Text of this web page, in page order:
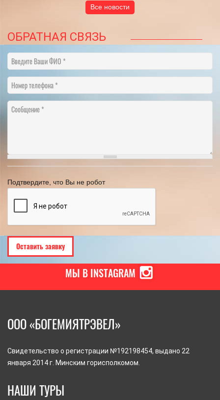
Все новости
ОБРАТНАЯ СВЯЗЬ
Введите Ваши ФИО
Номер телефона
Сообщение
Подтвердите, что Вы не робот
МЫ В INSTAGRAM
ООО «БОГЕМИЯТРЭВЕЛ»
Свидетельство о регистрации №192198454, выдано 22
января 2014 г. Минским горисполкомом.
НАШИ ТУРЫ